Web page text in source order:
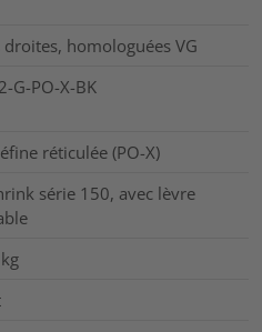
droites, homologuées VG
G-PO-X-BK
réticulée (PO-X)
série 150, avec lèvre
kg